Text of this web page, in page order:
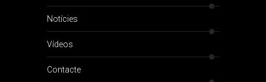
Notícies
Vídeos
Contacte